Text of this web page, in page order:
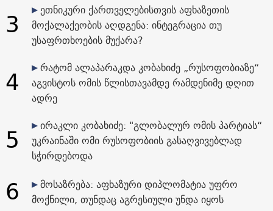
3
ეთნიკური ქართველებისთვის აფხაზეთის
მოქალაქეობის აღდგენა: ინტეგრაცია თუ
უსაფრთხოების მუქარა?
4
რატომ ალაპარაკდა კობახიძე „რუსოფობიაზე“
აგვისტოს ომის წლისთავამდე რამდენიმე დღით
ადრე
5
ირაკლი კობახიძე: "გლობალურ ომის პარტიას“
უკრაინაში ომი რუსოფობიის გასაღვივებლად
სჭირდებოდა
6
მოსაზრება: აფხაზური დიპლომატია უფრო
მოქნილი, თუნდაც აგრესიული უნდა იყოს